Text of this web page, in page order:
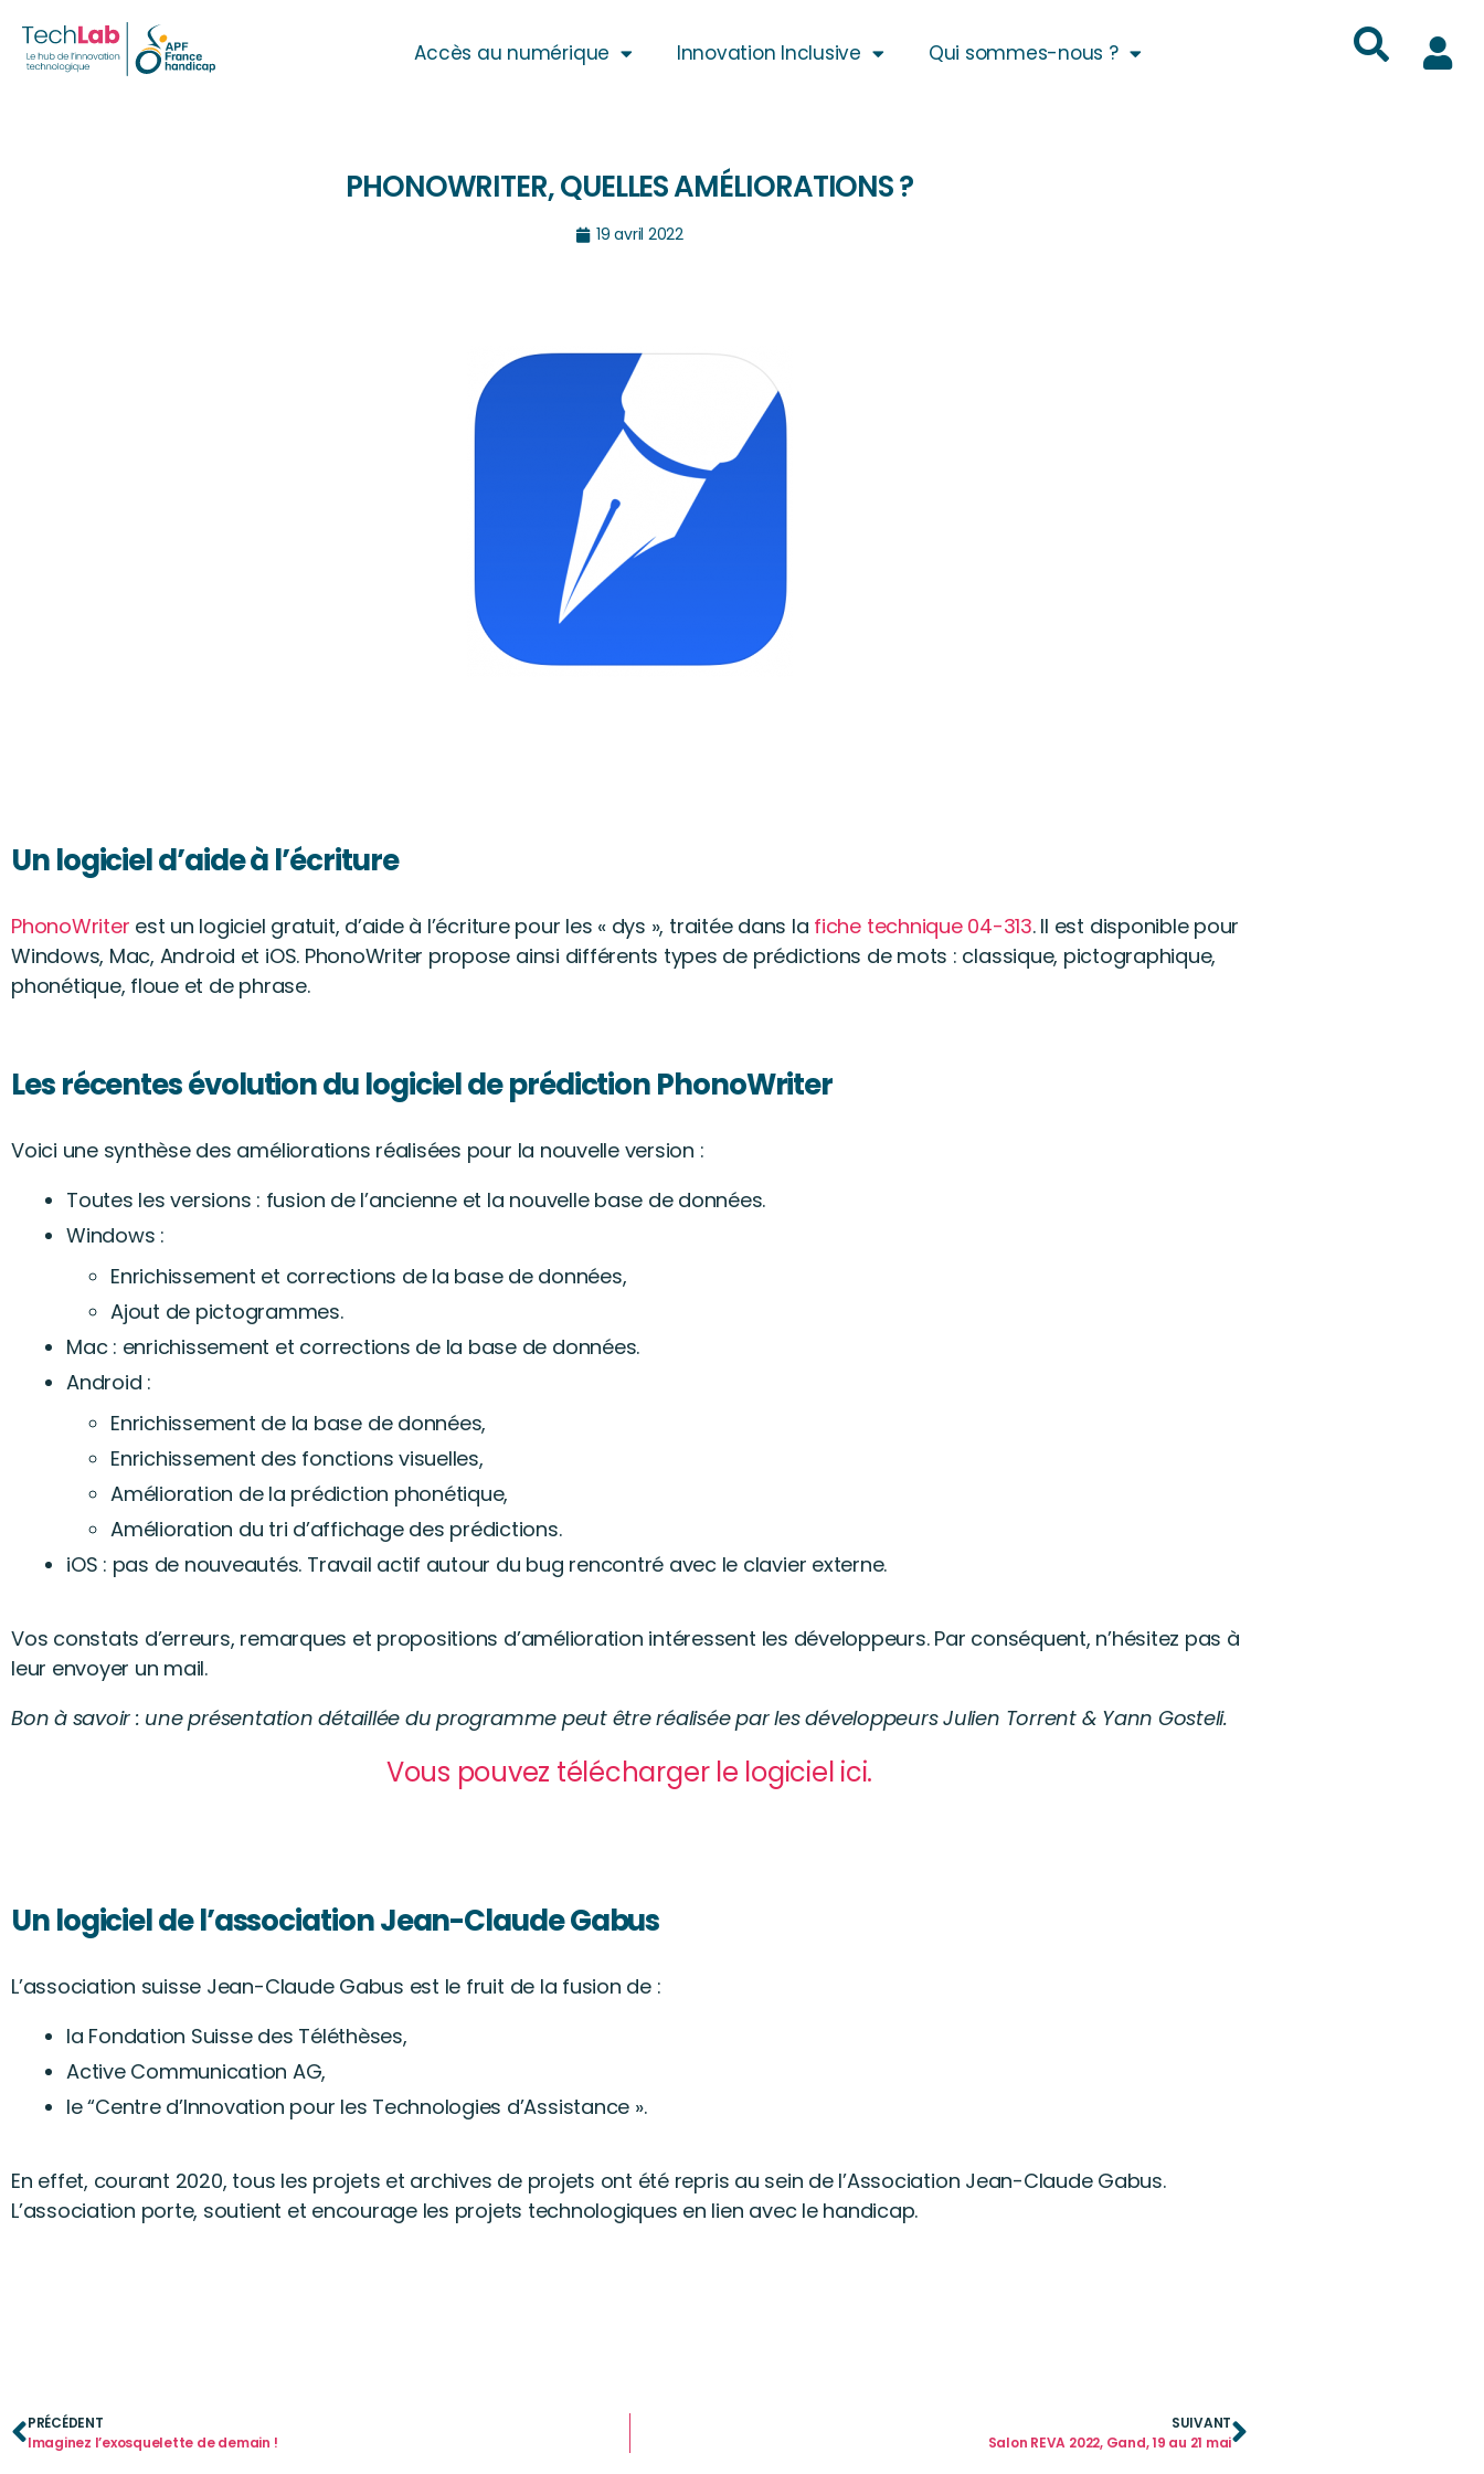
Accès au numérique Innovation Inclusive Qui sommes-nous ?
PHONOWRITER, QUELLES AMÉLIORATIONS ?
19 avril 2022
Un logiciel d’aide à l’écriture
PhonoWriter est un logiciel gratuit, d’aide à l’écriture pour les « dys », traitée dans la fiche technique 04-313. Il est disponible pour
Windows, Mac, Android et iOS. PhonoWriter propose ainsi différents types de prédictions de mots : classique, pictographique,
phonétique, floue et de phrase.
Les récentes évolution du logiciel de prédiction PhonoWriter
Voici une synthèse des améliorations réalisées pour la nouvelle version :
Toutes les versions : fusion de l’ancienne et la nouvelle base de données.
Windows :
Enrichissement et corrections de la base de données,
Ajout de pictogrammes.
Mac : enrichissement et corrections de la base de données.
Android :
Enrichissement de la base de données,
Enrichissement des fonctions visuelles,
Amélioration de la prédiction phonétique,
Amélioration du tri d’affichage des prédictions.
iOS : pas de nouveautés. Travail actif autour du bug rencontré avec le clavier externe.
Vos constats d’erreurs, remarques et propositions d’amélioration intéressent les développeurs. Par conséquent, n’hésitez pas à
leur envoyer un mail.
Bon à savoir : une présentation détaillée du programme peut être réalisée par les développeurs Julien Torrent & Yann Gosteli.
Vous pouvez télécharger le logiciel ici.
Un logiciel de l’association Jean-Claude Gabus
L’association suisse Jean-Claude Gabus est le fruit de la fusion de :
la Fondation Suisse des Téléthèses,
Active Communication AG,
le “Centre d’Innovation pour les Technologies d’Assistance ».
En effet, courant 2020, tous les projets et archives de projets ont été repris au sein de l’Association Jean-Claude Gabus.
L’association porte, soutient et encourage les projets technologiques en lien avec le handicap.
PRÉCÉDENT
Imaginez l’exosquelette de demain !
SUIVANT
Salon REVA 2022, Gand, 19 au 21 mai